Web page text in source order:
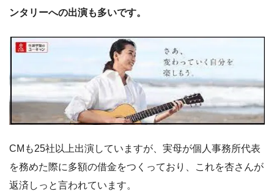
ンタリーへの出演も多いです。
CMも25社以上出演していますが、実母が個人事務所代表
を務めた際に多額の借金をつくっており、これを杏さんが
返済しっと言われています。